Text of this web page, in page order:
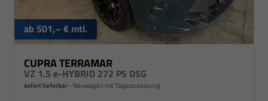
ab 501,– € mtl.
CUPRA TERRAMAR
VZ 1.5 e-HYBRID 272 PS DSG
sofort lieferbar Neuwagen mit Tageszulassung